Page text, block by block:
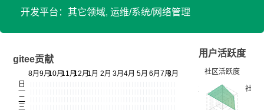
开发平台：其它领域, 运维/系统/网络管理
gitee贡献
用户活跃度